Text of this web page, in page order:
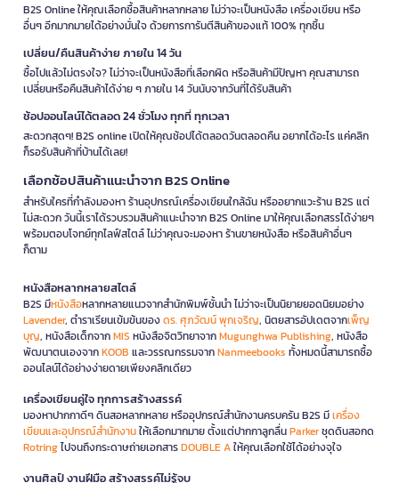
B2S Online ให้คุณเลือกซื้อสินค้าหลากหลาย ไม่ว่าจะเป็นหนังสือ เครื่องเขียน หรือ
อื่นๆ อีกมากมายได้อย่างมั่นใจ ด้วยการการันตีสินค้าของแท้ 100% ทุกชิ้น
เปลี่ยน/คืนสินค้าง่าย ภายใน 14 วัน
ซื้อไปแล้วไม่ตรงใจ? ไม่ว่าจะเป็นหนังสือที่เลือกผิด หรือสินค้ามีปัญหา คุณสามารถ
เปลี่ยนหรือคืนสินค้าได้ง่าย ๆ ภายใน 14 วันนับจากวันที่ได้รับสินค้า
ช้อปออนไลน์ได้ตลอด 24 ชั่วโมง ทุกที่ ทุกเวลา
สะดวกสุดๆ! B2S online เปิดให้คุณช้อปได้ตลอดวันตลอดคืน อยากได้อะไร แค่คลิก
ก็รอรับสินค้าที่บ้านได้เลย!
เลือกช้อปสินค้าแนะนำจาก B2S Online
สำหรับใครที่กำลังมองหา ร้านอุปกรณ์เครื่องเขียนใกล้ฉัน หรืออยากแวะร้าน B2S แต่
ไม่สะดวก วันนี้เราได้รวบรวมสินค้าแนะนำจาก B2S Online มาให้คุณเลือกสรรได้ง่ายๆ
พร้อมตอบโจทย์ทุกไลฟ์สไตล์ ไม่ว่าคุณจะมองหา ร้านขายหนังสือ หรือสินค้าอื่นๆ
ก็ตาม
หนังสือหลากหลายสไตล์
B2S มีหนังสือหลากหลายแนวจากสำนักพิมพ์ชั้นนำ ไม่ว่าจะเป็นนิยายยอดนิยมอย่าง
Lavender, ตำราเรียนเข้มข้นของดร. ศุภวัฒน์ พุกเจริญ, นิตยสารอัปเดตจากเพ็ญ
บุญ, หนังสือเด็กจากMIS หนังสือจิตวิทยาจากMugunghwa Publishing, หนังสือ
พัฒนาตนเองจากKOOB และวรรณกรรมจากNanmeebooks ทั้งหมดนี้สามารถซื้อ
ออนไลน์ได้อย่างง่ายดายเพียงคลิกเดียว
เครื่องเขียนคู่ใจ ทุกการสร้างสรรค์
มองหาปากกาดีๆ ดินสอหลากหลาย หรืออุปกรณ์สำนักงานครบครัน B2S มีเครื่อง
เขียนและอุปกรณ์สำนักงานให้เลือกมากมาย ตั้งแต่ปากกาลูกลื่นParkerชุดดินสอกด
Rotringไปจนถึงกระดาษถ่ายเอกสารDOUBLE Aให้คุณเลือกใช้ได้อย่างจุใจ
งานศิลป์ งานฝีมือ สร้างสรรค์ไม่รู้จบ